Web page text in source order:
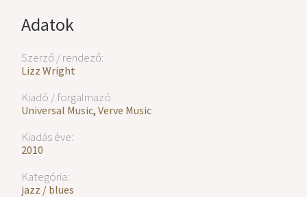
Adatok
Szerző / rendező:
Lizz Wright
Kiadó / forgalmazó:
Universal Music,Verve Music
Kiadás éve:
2010
Kategória:
jazz / blues